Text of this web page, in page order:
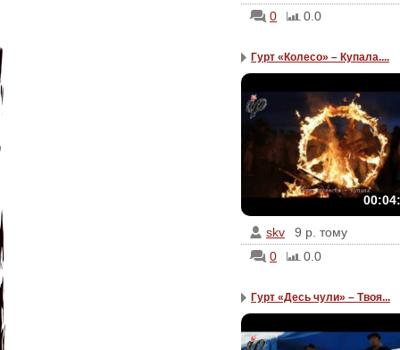
0
0.0
Гурт «Колесо» – Купала....
skv
9 р. тому
0
0.0
Гурт «Десь чули» – Твоя...